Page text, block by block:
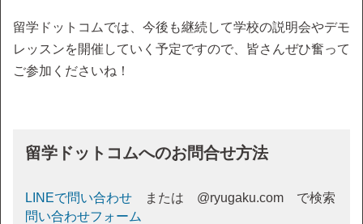
留学ドットコムでは、今後も継続して学校の説明会やデモ
レッスンを開催していく予定ですので、皆さんぜひ奮って
ご参加くださいね！
留学ドットコムへのお問合せ方法
LINEで問い合わせ または @ryugaku.com で検索
問い合わせフォーム